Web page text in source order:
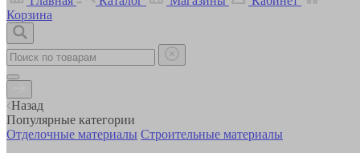
Корзина
Назад
Популярные категории
Отделочные материалы Строительные материалы